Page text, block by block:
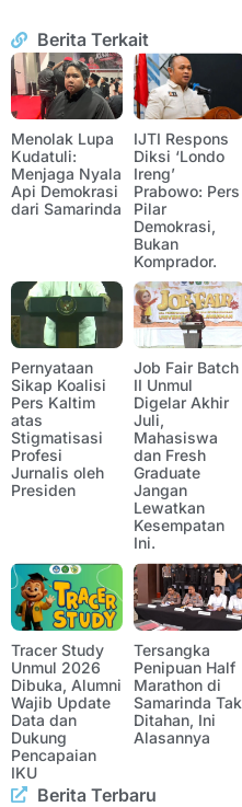
Berita Terkait
Menolak Lupa
Kudatuli:
Menjaga Nyala
Api Demokrasi
dari Samarinda
IJTI Respons
Diksi ‘Londo
Ireng’
Prabowo: Pers
Pilar
Demokrasi,
Bukan
Komprador.
Pernyataan
Sikap Koalisi
Pers Kaltim
atas
Stigmatisasi
Profesi
Jurnalis oleh
Presiden
Job Fair Batch
II Unmul
Digelar Akhir
Juli,
Mahasiswa
dan Fresh
Graduate
Jangan
Lewatkan
Kesempatan
Ini.
Tracer Study
Unmul 2026
Dibuka, Alumni
Wajib Update
Data dan
Dukung
Pencapaian
IKU
Tersangka
Penipuan Half
Marathon di
Samarinda Tak
Ditahan, Ini
Alasannya
Berita Terbaru